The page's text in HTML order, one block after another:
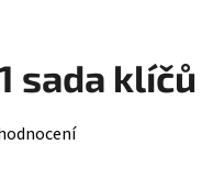
sada klíčů